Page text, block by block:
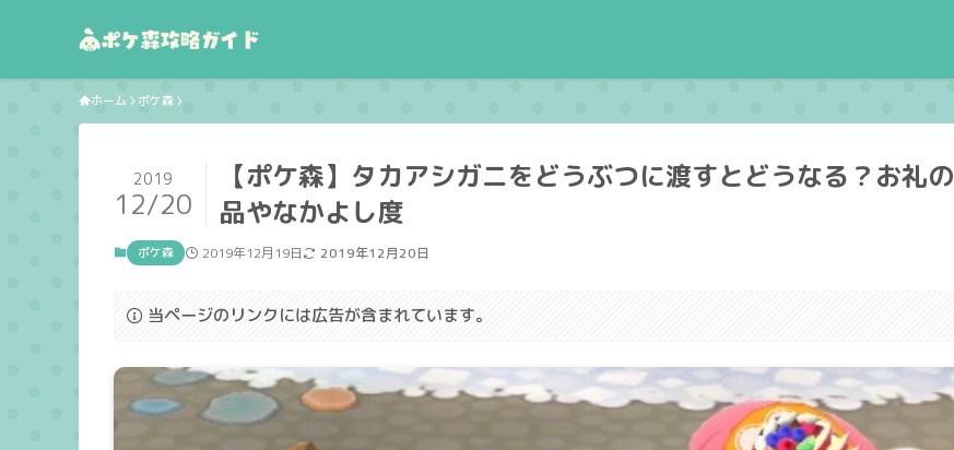
ホーム ポケ森
【ポケ森】タカアシガニをどうぶつに渡すとどうなる？お礼の
品やなかよし度
2019
12/20
ポケ森 2019年12月19日 2019年12月20日
当ページのリンクには広告が含まれています。